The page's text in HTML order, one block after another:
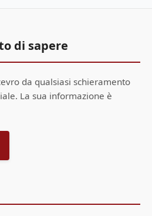
di sapere
da qualsiasi schieramento
La sua informazione è